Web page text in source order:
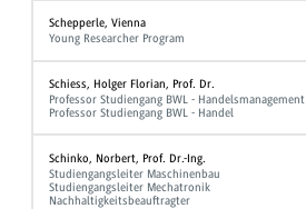
Schepperle, Vienna
Young Researcher Program
Schiess, Holger Florian, Prof. Dr.
Professor Studiengang BWL - Handelsmanagement
Professor Studiengang BWL - Handel
Schinko, Norbert, Prof. Dr.-Ing.
Studiengangsleiter Maschinenbau
Studiengangsleiter Mechatronik
Nachhaltigkeitsbeauftragter